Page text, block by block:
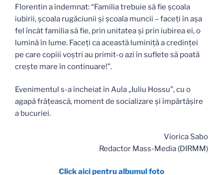
Florentin a îndemnat: “Familia trebuie să fie şcoala
iubirii, şcoala rugăciunii şi şcoala muncii – faceţi în aşa
fel încât familia să fie, prin unitatea şi prin iubirea ei, o
lumină în lume. Faceţi ca această luminiţă a credinţei
pe care copiii voştri au primit-o azi în suflete să poată
creşte mare în continuare!”.
Evenimentul s-a încheiat în Aula „Iuliu Hossu”, cu o
agapă frăţească, moment de socializare şi împărtăşire
a bucuriei.
Viorica Sabo
Redactor Mass-Media (DIRMM)
Click aici pentru albumul foto